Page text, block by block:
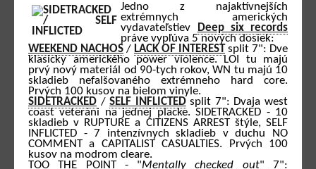
Jedno z najaktívnejších
extrémnych amerických
vydavateľstiev
Deep six records
práve vypľúva 5 nových dosiek:
WEEKEND NACHOS / LACK OF INTERESTsplit 7": Dve
klasicky amerického power violence. LOI tu majú
prvý nový materiál od 90-tych rokov, WN tu majú 10
skladieb nefalšovaného extrémneho hard core.
Prvých 100 kusov na bielom vinyle.
SIDETRACKED /SELF INFLICTEDsplit 7": Dvaja west
coast veteráni na jednej placke. SIDETRACKED - 10
skladieb v RUPTURE a CITIZENS ARREST štýle, SELF
INFLICTED - 7 intenzívnych skladieb v duchu NO
COMMENT a CAPITALIST CASUALTIES. Prvých 100
kusov na modrom cleare.
TOO THE POINT - "Mentally checked out" 7":